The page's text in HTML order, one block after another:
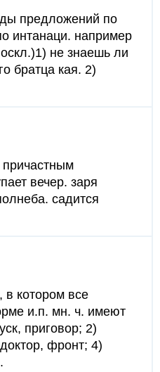
предложений по
интанаци. например
не знаешь ли
братца кая. 2)
причастным
вечер. заря
садится
в котором все
и.п. мн. ч. имеют
приговор; 2)
фронт; 4)